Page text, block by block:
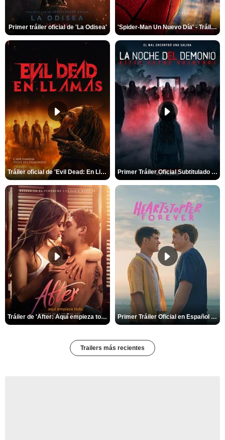
Primer tráiler oficial de 'La Odisea' 'Spider-Man Un Nuevo Día' - Tráiler oficial subtitulado
Tráiler oficial de 'Evil Dead: En Llamas' Primer Tráiler Oficial Subtitulado de 'La Noche Del Demonio: Están Entre Nosotros'
Tráiler de 'After: Aquí empieza todo' Primer Tráiler Oficial en Español de 'Heartstopper Forever'
Trailers más recientes